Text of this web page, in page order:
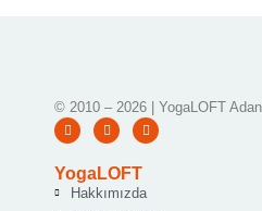
© 2010 – 2026 | YogaLOFT
YogaLOFT
Hakkımızda